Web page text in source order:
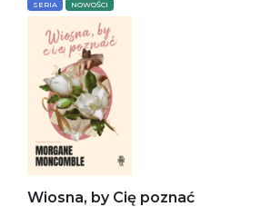
SERIA NOWOŚCI
Wiosna, by Cię poznać